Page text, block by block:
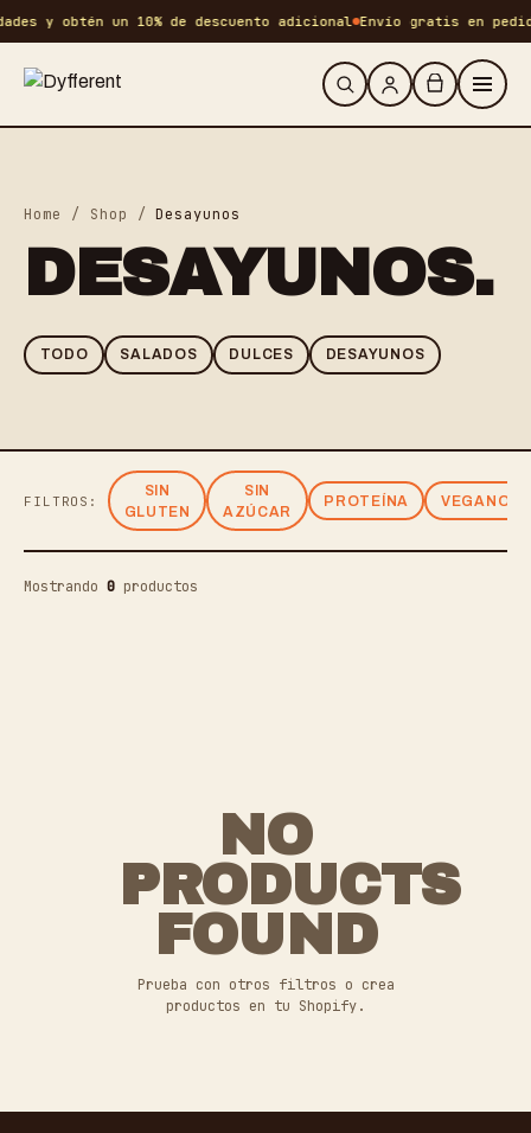
y obtén un 10% de descuento adicional Envío gratis en
Home / Shop /Desayunos
DESAYUNOS.
TODO SALADOS DULCES DESAYUNOS
FILTROS:
SIN
GLUTEN
SIN
AZÚCAR
PROTEÍNA VEGANO
Mostrando 0 productos
NO
PRODUCTS
FOUND
Prueba con otros filtros o crea
productos en tu Shopify.